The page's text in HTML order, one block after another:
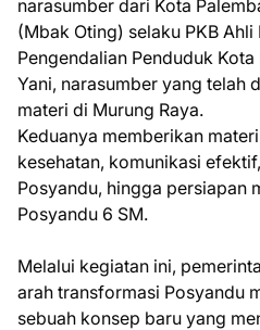
narasumber dari Kota
(Mbak Oting) selaku PKB
Pengendalian Penduduk
Yani, narasumber yang telah
materi di Murung Raya.
Keduanya memberikan
kesehatan, komunikasi
Posyandu, hingga persiapan
Posyandu 6 SM.
Melalui kegiatan ini,
arah transformasi Posyandu
sebuah konsep baru yang